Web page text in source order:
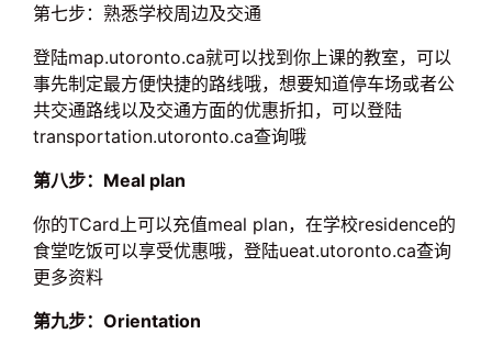
第七步：熟悉学校周边及交通
登陆map.utoronto.ca就可以找到你上课的教室，可以
事先制定最方便快捷的路线哦，想要知道停车场或者公
共交通路线以及交通方面的优惠折扣，可以登陆
transportation.utoronto.ca查询哦
第八步：Meal plan
你的TCard上可以充值meal plan，在学校residence的
食堂吃饭可以享受优惠哦，登陆ueat.utoronto.ca查询
更多资料
第九步：Orientation